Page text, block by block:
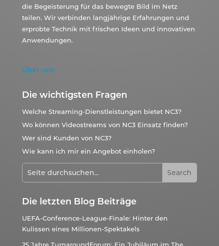
die Begeisterung für das bewegte Bild im Netz
teilen. Wir verbinden langjährige Erfahrungen und
erprobte Technik mit frischen Ideen und innovativen
Anwendungen.
Über uns
Die wichtigsten Fragen
Welche Streaming-Dienstleistungen bietet NC3?
Wo können Videostreams von NC3 Einsatz finden?
Wer sind Kunden von NC3?
Wie kann ich mir ein Angebot einholen?
Die letzten Blog Beiträge
UEFA-Conference-League-Finale: Hinter den
Kulissen eines Millionen-Spektakels